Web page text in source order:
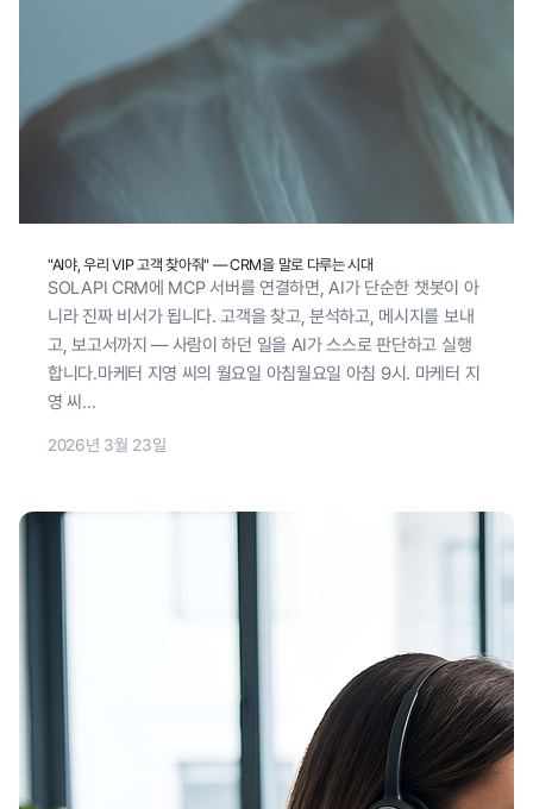
"AI야, 우리 VIP 고객 찾아줘" — CRM을 말로 다루는 시대
SOLAPI CRM에 MCP 서버를 연결하면, AI가 단순한 챗봇이 아
니라 진짜 비서가 됩니다. 고객을 찾고, 분석하고, 메시지를 보내
고, 보고서까지 — 사람이 하던 일을 AI가 스스로 판단하고 실행
합니다.마케터 지영 씨의 월요일 아침월요일 아침 9시. 마케터 지
영 씨...
2026년 3월 23일